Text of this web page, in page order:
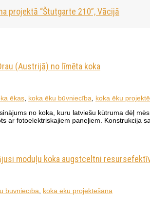
projektā “Štutgarte 210”, Vācijā
(Austrijā) no līmēta koka
ēkas, koka ēku būvniecība, koka ēku
no koka, kuru latviešu kūtruma dēļ
ar fotoelektriskajiem paneļiem. Konstrukcija
moduļu koka augstceltni
būvniecība
koka ēku projektēšana